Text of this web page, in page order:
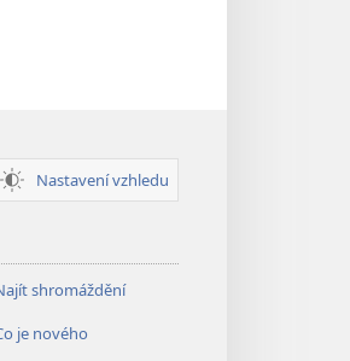
Nastavení vzhledu
shromáždění
je nového